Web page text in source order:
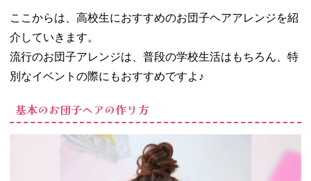
ここからは、高校生におすすめのお団子ヘアアレンジを紹
介していきます。
流行のお団子アレンジは、普段の学校生活はもちろん、特
別なイベントの際にもおすすめですよ♪
基本のお団子ヘアの作り方